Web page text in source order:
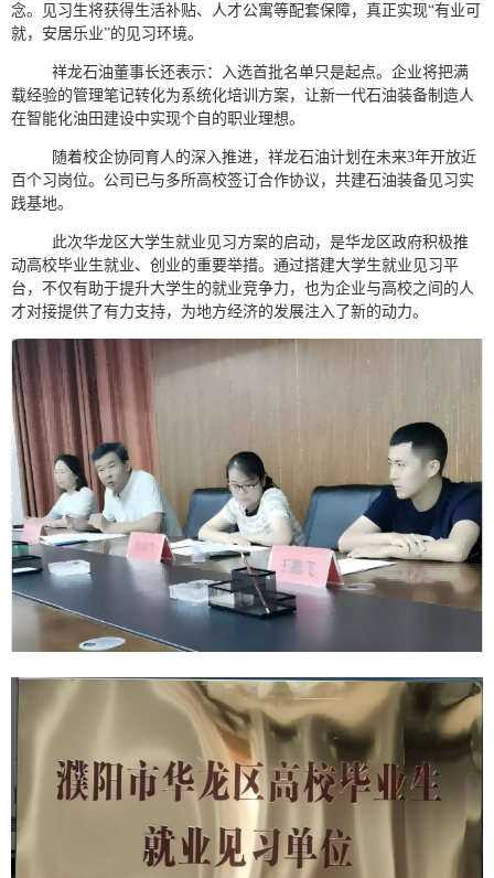
念。见习生将获得生活补贴、人才公寓等配套保障，真正实现“有业可
就，安居乐业”的见习环境。
祥龙石油董事长还表示：
入选首批名单只是起点。企业将把满
载经验的管理笔记转化为系统化培训方案，让新一代石油装备制造人
在智能化油田建设中实现个自的职业理想。
随着校企协同育人的深入推进，祥龙石油计划在未来3年开放近
百个习岗位。公司已与多所高校签订合作协议，共建石油装备见习实
践基地。
此次华龙区大学生就业见习方案的启动，是华龙区政府积极推
动高校毕业生就业、 创业的重要举措。通过搭建大学生就业 见习平
台，不仅有助于提升大学生的就业竞争力，也为企业与高校之间的人
才对接提供了有力支持，为地方经济的发展注入了新的动力。